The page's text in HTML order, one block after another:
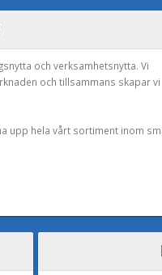
och verksamhetsnytta. Vi
och tillsammans skapar vi
upp hela vårt sortiment inom